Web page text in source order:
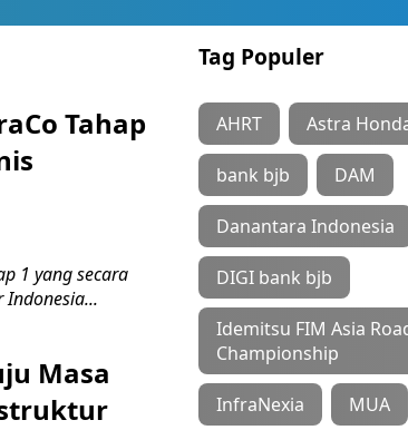
Tahap
1 yang secara
Indonesia...
Masa
Tag Populer
AHRT Astra
bank bjb DAM
Danantara Indonesia
DIGI bank bjb
Idemitsu FIM Asia
Championship
InfraNexia MUA